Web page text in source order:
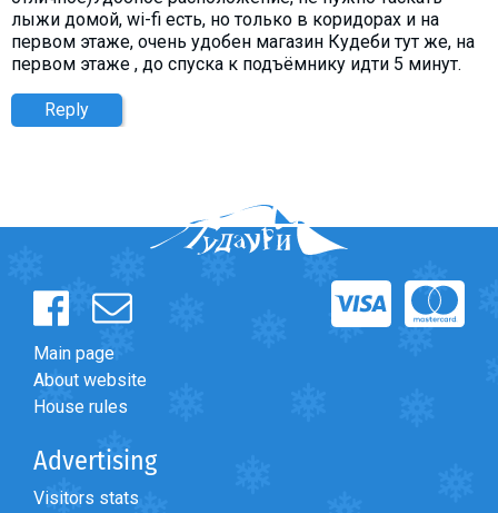
лыжи домой, wi-fi есть, но только в коридорах и на
первом этаже, очень удобен магазин Кудеби тут же, на
первом этаже , до спуска к подъёмнику идти 5 минут.
Reply
Main page
About website
House rules
Advertising
Visitors stats